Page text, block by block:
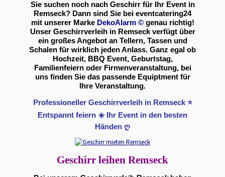
Sie suchen noch nach Geschirr für Ihr Event in
Remseck? Dann sind Sie bei eventcatering24
mit unserer Marke DekoAlarm ©genau richtig!
Unser Geschirrverleih in Remseck verfügt über
ein großes Angebot an Tellern, Tassen und
Schalen für wirklich jeden Anlass. Ganz egal ob
Hochzeit, BBQ Event, Geburtstag,
Familienfeiern oder Firmenveranstaltung, bei
uns finden Sie das passende Equiptment für
Ihre Veranstaltung.
Professioneller Geschirrverleih in Remseck ⭐
Entspannt feiern ☀️ Ihr Event in den besten
Händen ღ
Geschirr leihen Remseck